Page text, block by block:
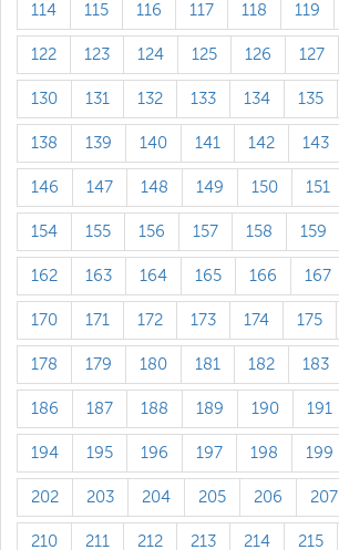
114 115 116 117 118 119
122 123 124 125 126 127
130 131 132 133 134 135
138 139 140 141 142 143
146 147 148 149 150 151
154 155 156 157 158 159
162 163 164 165 166 167
170 171 172 173 174 175
178 179 180 181 182 183
186 187 188 189 190 191
194 195 196 197 198 199
202 203 204 205 206 207
210 211 212 213 214 215